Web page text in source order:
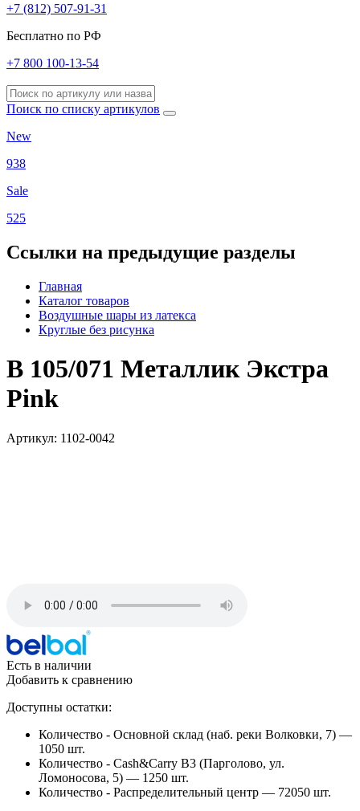
+7 (812) 507-91-31
Бесплатно по РФ
+7 800 100-13-54
Поиск по списку артикулов
New
938
Sale
525
Ссылки на предыдущие разделы
Главная
Каталог товаров
Воздушные шары из латекса
Круглые без рисунка
В 105/071 Металлик Экстра
Pink
Артикул: 1102-0042
Есть в наличии
Добавить к сравнению
Доступны остатки:
Количество - Основной склад (наб. реки Волковки, 7) —
1050 шт.
Количество - Cash&Carry B3 (Парголово, ул.
Ломоносова, 5) — 1250 шт.
Количество - Распределительный центр — 72050 шт.